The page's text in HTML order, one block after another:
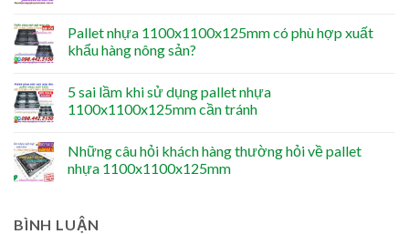
Pallet nhựa 1100x1100x125mm có phù hợp xuất
khẩu hàng nông sản?
5 sai lầm khi sử dụng pallet nhựa
1100x1100x125mm cần tránh
Những câu hỏi khách hàng thường hỏi về pallet
nhựa 1100x1100x125mm
BÌNH LUẬN